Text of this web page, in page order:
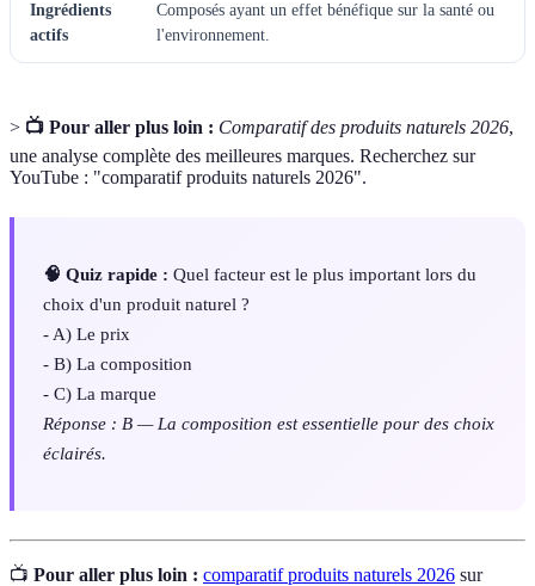
Ingrédients
actifs
Composés ayant un effet bénéfique sur la santé ou
l'environnement.
> 📺 Pour aller plus loin : Comparatif des produits naturels 2026,
une analyse complète des meilleures marques. Recherchez sur
YouTube : "comparatif produits naturels 2026".
🧠 Quiz rapide : Quel facteur est le plus important lors du
choix d'un produit naturel ?
- A) Le prix
- B) La composition
- C) La marque
Réponse : B — La composition est essentielle pour des choix
éclairés.
📺 Pour aller plus loin : comparatif produits naturels 2026 sur